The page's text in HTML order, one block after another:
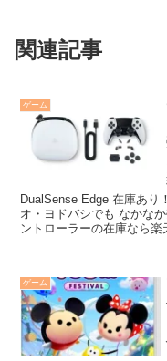
関連記事
ゲーム
DualSense Edge 在庫あり
オ・ヨドバシでも なかな
ントローラーの在庫なら楽
ゲーム